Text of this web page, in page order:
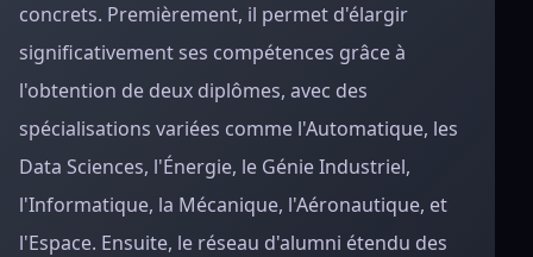
concrets. Premièrement, il permet d'élargir
significativement ses compétences grâce à
l'obtention de deux diplômes, avec des
spécialisations variées comme l'Automatique, les
Data Sciences, l'Énergie, le Génie Industriel,
l'Informatique, la Mécanique, l'Aéronautique, et
l'Espace. Ensuite, le réseau d'alumni étendu des